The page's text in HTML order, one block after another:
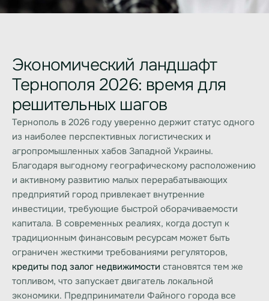
Экономический ландшафт
Тернополя 2026: время для
решительных шагов
Тернополь в 2026 году уверенно держит статус одного
из наиболее перспективных логистических и
агропромышленных хабов Западной Украины.
Благодаря выгодному географическому расположению
и активному развитию малых перерабатывающих
предприятий город привлекает внутренние
инвестиции, требующие быстрой оборачиваемости
капитала. В современных реалиях, когда доступ к
традиционным финансовым ресурсам может быть
ограничен жесткими требованиями регуляторов,
кредиты под залог недвижимости становятся тем же
топливом, что запускает двигатель локальной
экономики. Предприниматели Файного города все